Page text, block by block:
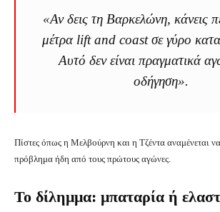
«Αν δεις τη Βαρκελώνη, κάνεις
μέτρα lift and coast σε γύρο
Αυτό δεν είναι πραγματικά
οδήγηση».
Πίστες όπως η Μελβούρνη και η Τζέντα αναμένεται
πρόβλημα ήδη από τους πρώτους αγώνες.
Το δίλημμα: μπαταρία ή